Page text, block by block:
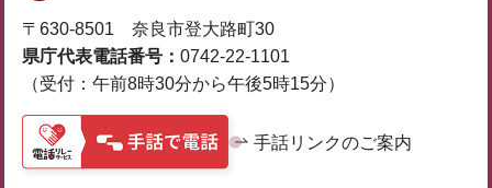
〒630-8501 奈良市登大路町30
県庁代表電話番号： 0742-22-1101
（受付：午前8時30分から午後5時15分）
手話リンクのご案内